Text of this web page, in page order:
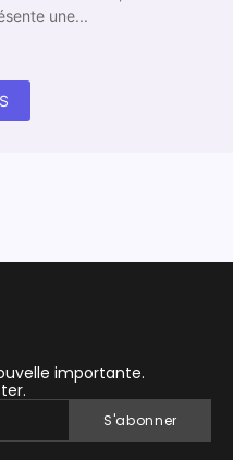
une...
importante.
S'abonner